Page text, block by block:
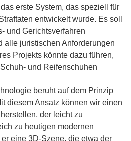
erste System, das speziell für
entwickelt wurde. Es soll
und Gerichtsverfahren
alle juristischen Anforderungen
Projekts könnte dazu führen,
und Reifenschuhen
beruht auf dem Prinzip
diesem Ansatz können wir einen
der leicht zu
zu heutigen modernen
eine 3D-Szene, die etwa der